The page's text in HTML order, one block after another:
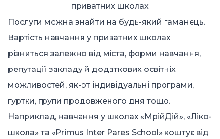
приватних школах
Послуги можна знайти на будь-який гаманець.
Вартість навчання у приватних школах
різниться залежно від міста, форми навчання,
репутації закладу й додаткових освітніх
можливостей, як-от індивідуальні програми,
гуртки, групи продовженого дня тощо.
Наприклад, навчання у школах «МрійДій», «Ліко-
школа» та «Primus Inter Pares School» коштує від